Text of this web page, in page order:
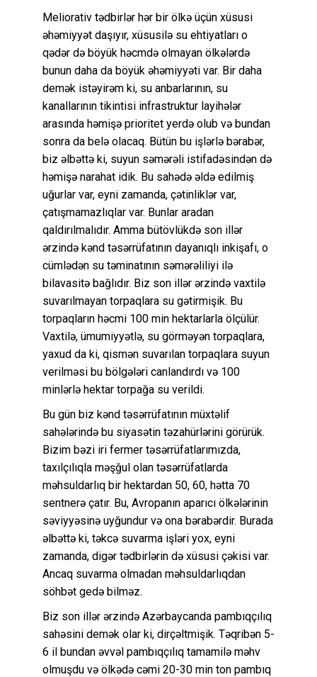
Meliorativ tədbirlər hər bir ölkə üçün xüsusi
əhəmiyyət daşıyır, xüsusilə su ehtiyatları o
qədər də böyük həcmdə olmayan ölkələrdə
bunun daha da böyük əhəmiyyəti var. Bir daha
demək istəyirəm ki, su anbarlarının, su
kanallarının tikintisi infrastruktur layihələr
arasında həmişə prioritet yerdə olub və bundan
sonra da belə olacaq. Bütün bu işlərlə bərabər,
biz əlbəttə ki, suyun səmərəli istifadəsindən də
həmişə narahat idik. Bu sahədə əldə edilmiş
uğurlar var, eyni zamanda, çətinliklər var,
çatışmamazlıqlar var. Bunlar aradan
qaldırılmalıdır. Amma bütövlükdə son illər
ərzində kənd təsərrüfatının dayanıqlı inkişafı, o
cümlədən su təminatının səmərəliliyi ilə
bilavasitə bağlıdır. Biz son illər ərzində vaxtilə
suvarılmayan torpaqlara su gətirmişik. Bu
torpaqların həcmi 100 min hektarlarla ölçülür.
Vaxtilə, ümumiyyətlə, su görməyən torpaqlara,
yaxud da ki, qismən suvarılan torpaqlara suyun
verilməsi bu bölgələri canlandırdı və 100
minlərlə hektar torpağa su verildi.
Bu gün biz kənd təsərrüfatının müxtəlif
sahələrində bu siyasətin təzahürlərini görürük.
Bizim bəzi iri fermer təsərrüfatlarımızda,
taxılçılıqla məşğul olan təsərrüfatlarda
məhsuldarlıq bir hektardan 50, 60, hətta 70
sentnerə çatır. Bu, Avropanın aparıcı ölkələrinin
səviyyəsinə uyğundur və ona bərabərdir. Burada
əlbəttə ki, təkcə suvarma işləri yox, eyni
zamanda, digər tədbirlərin də xüsusi çəkisi var.
Ancaq suvarma olmadan məhsuldarlıqdan
söhbət gedə bilməz.
Biz son illər ərzində Azərbaycanda pambıqçılıq
sahəsini demək olar ki, dirçəltmişik. Təqribən 5-
6 il bundan əvvəl pambıqçılıq tamamilə məhv
olmuşdu və ölkədə cəmi 20-30 min ton pambıq